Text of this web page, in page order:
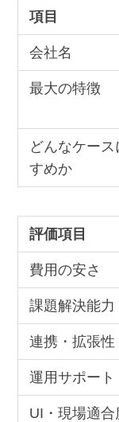
項目
会社名
最大の特徴
どんなケース
すめか
評価項目
費用の安さ
課題解決能力
連携・拡張性
運用サポート
UI・現場適合